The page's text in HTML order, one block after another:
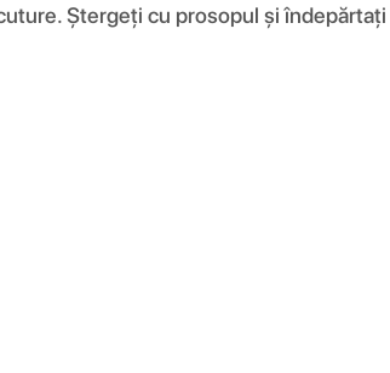
Ștergeți cu prosopul și